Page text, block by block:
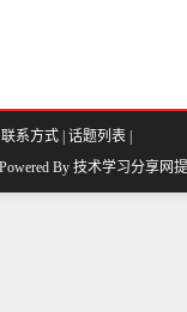
联系方式 话题列表
By 技术学习分享网